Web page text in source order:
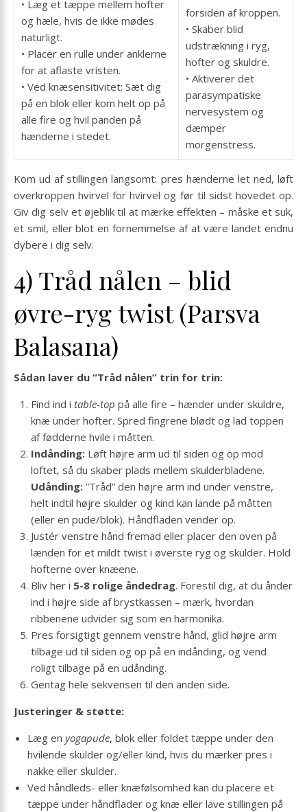
• Læg et tæppe mellem hofter
og hæle, hvis de ikke mødes
naturligt.
• Placer en rulle under anklerne
for at aflaste vristen.
• Ved knæsensitivitet: Sæt dig
på en blok eller kom helt op på
alle fire og hvil panden på
hænderne i stedet.
forsiden af kroppen.
• Skaber blid
udstrækning i ryg,
hofter og skuldre.
• Aktiverer det
parasympatiske
nervesystem og
dæmper
morgenstress.
Kom ud af stillingen langsomt: pres hænderne let ned, løft
overkroppen hvirvel for hvirvel og før til sidst hovedet op.
Giv dig selv et øjeblik til at mærke effekten – måske et suk,
et smil, eller blot en fornemmelse af at være landet endnu
dybere i dig selv.
4) Tråd nålen – blid
øvre-ryg twist (Parsva
Balasana)
Sådan laver du “Tråd nålen” trin for trin:
Find ind i table-top på alle fire – hænder under skuldre,
knæ under hofter. Spred fingrene blødt og lad toppen
af fødderne hvile i måtten.
Indånding: Løft højre arm ud til siden og op mod
loftet, så du skaber plads mellem skulderbladene.
Udånding: ”Tråd” den højre arm ind under venstre,
helt indtil højre skulder og kind kan lande på måtten
(eller en pude/blok). Håndfladen vender op.
Justér venstre hånd fremad eller placer den oven på
lænden for et mildt twist i øverste ryg og skulder. Hold
hofterne over knæene.
Bliv her i 5-8 rolige åndedrag. Forestil dig, at du ånder
ind i højre side af brystkassen – mærk, hvordan
ribbenene udvider sig som en harmonika.
Pres forsigtigt gennem venstre hånd, glid højre arm
tilbage ud til siden og op på en indånding, og vend
roligt tilbage på en udånding.
Gentag hele sekvensen til den anden side.
Justeringer & støtte:
Læg en yogapude, blok eller foldet tæppe under den
hvilende skulder og/eller kind, hvis du mærker pres i
nakke eller skulder.
Ved håndleds- eller knæfølsomhed kan du placere et
tæppe under håndflader og knæ eller lave stillingen på